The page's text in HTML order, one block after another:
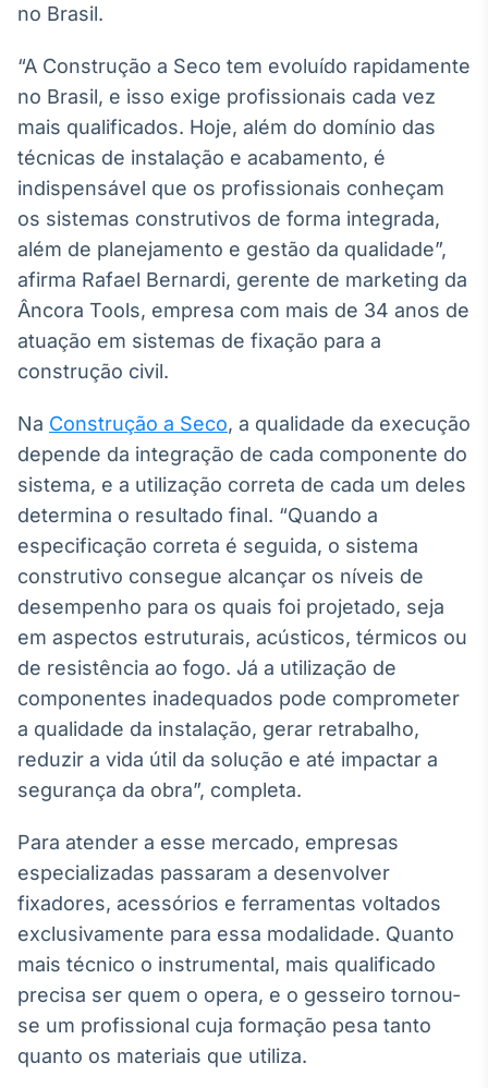
displays e telas
Broadcast
Curadoria
Curadoria de
conteúdos
noticiosos
Soluções de
Tecnologia
Broadcast
Monitoramento
conteúdos
Broadcast
Fundos
A melhor
plataforma para
analisar fundos
de investimento
no Brasil
IA
BroadFast
Gestão de
Investimentos
Em breve
no Brasil.
“A Construção a Seco tem evoluído rapidamente
no Brasil, e isso exige profissionais cada vez
mais qualificados. Hoje, além do domínio das
técnicas de instalação e acabamento, é
indispensável que os profissionais conheçam
os sistemas construtivos de forma integrada,
além de planejamento e gestão da qualidade”,
afirma Rafael Bernardi, gerente de marketing da
Âncora Tools, empresa com mais de 34 anos de
atuação em sistemas de fixação para a
construção civil.
Na Construção a Seco, a qualidade da execução
depende da integração de cada componente do
sistema, e a utilização correta de cada um deles
determina o resultado final. “Quando a
especificação correta é seguida, o sistema
construtivo consegue alcançar os níveis de
desempenho para os quais foi projetado, seja
em aspectos estruturais, acústicos, térmicos ou
de resistência ao fogo. Já a utilização de
componentes inadequados pode comprometer
a qualidade da instalação, gerar retrabalho,
reduzir a vida útil da solução e até impactar a
segurança da obra”, completa.
Para atender a esse mercado, empresas
especializadas passaram a desenvolver
fixadores, acessórios e ferramentas voltados
exclusivamente para essa modalidade. Quanto
mais técnico o instrumental, mais qualificado
precisa ser quem o opera, e o gesseiro tornou-
se um profissional cuja formação pesa tanto
quanto os materiais que utiliza.